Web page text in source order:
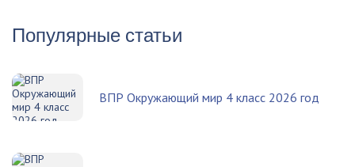
Популярные статьи
ВПР Окружающий мир 4 класс 2026 год